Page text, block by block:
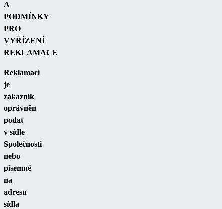
A
PODMÍNKY
PRO
VYŘÍZENÍ
REKLAMACE
Reklamaci
je
zákazník
oprávněn
podat
v sídle
Společnosti
nebo
písemně
na
adresu
sídla